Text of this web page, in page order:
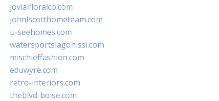
jovialfloralco.com
johnlscotthometeam.com
u-seehomes.com
watersportslagonissi.com
mischieffashion.com
eduwyre.com
retro-interiors.com
theblvd-boise.com